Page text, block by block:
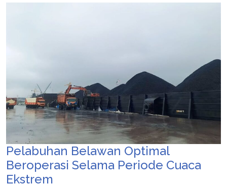
Pelabuhan Belawan Optimal
Beroperasi Selama Periode Cuaca
Ekstrem